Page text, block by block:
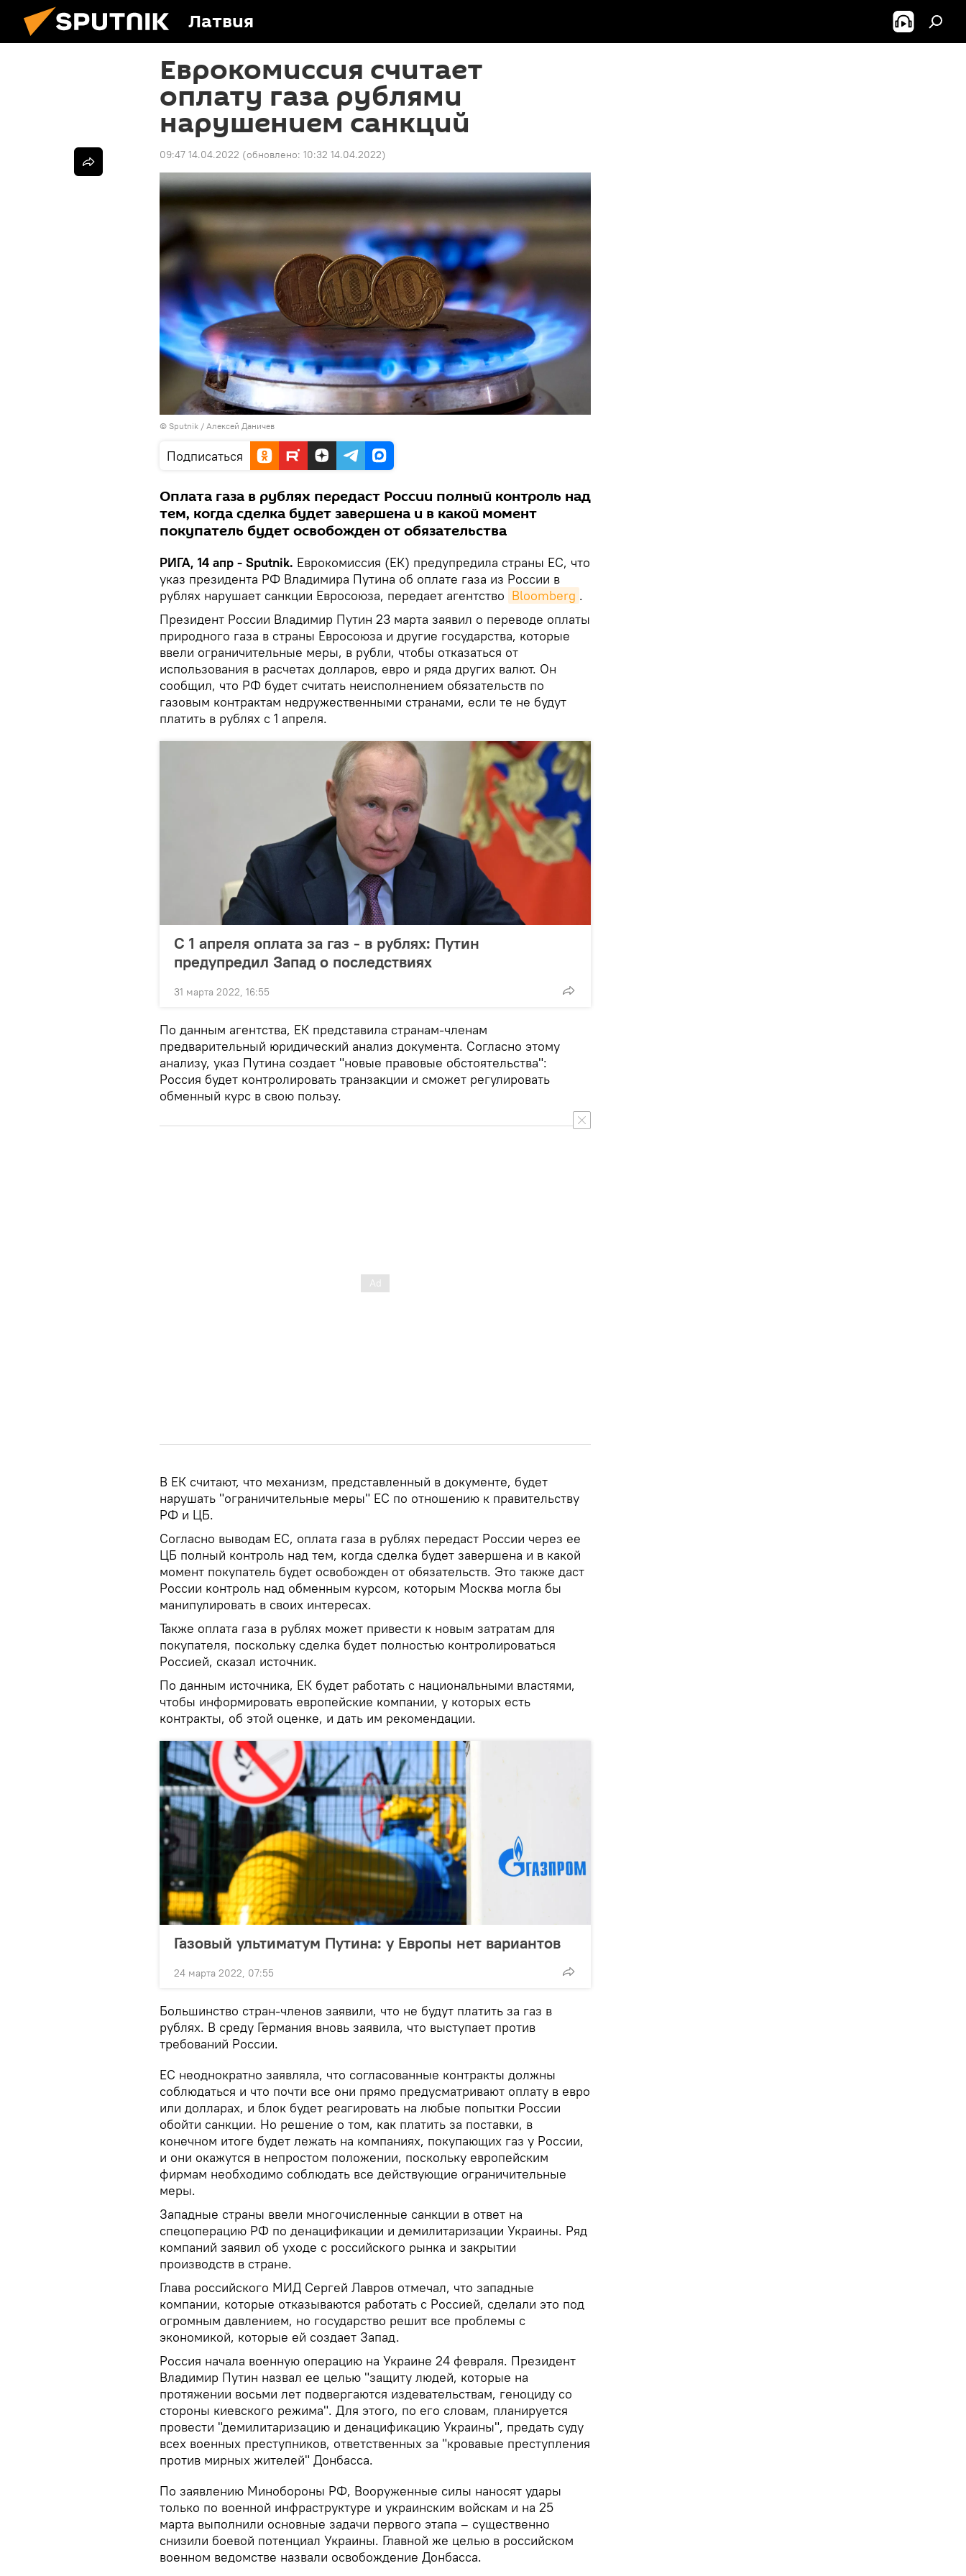
Латвия
Еврокомиссия считает
оплату газа рублями
нарушением санкций
09:47 14.04.2022 (обновлено: 10:32 14.04.2022)
© Sputnik / Алексей Даничев
Подписаться
Оплата газа в рублях передаст России полный контроль над
тем, когда сделка будет завершена и в какой момент
покупатель будет освобожден от обязательства
РИГА, 14 апр - Sputnik. Еврокомиссия (ЕК) предупредила страны ЕС, что
указ президента РФ Владимира Путина об оплате газа из России в
рублях нарушает санкции Евросоюза, передает агентство Bloomberg .
Президент России Владимир Путин 23 марта заявил о переводе оплаты
природного газа в страны Евросоюза и другие государства, которые
ввели ограничительные меры, в рубли, чтобы отказаться от
использования в расчетах долларов, евро и ряда других валют. Он
сообщил, что РФ будет считать неисполнением обязательств по
газовым контрактам недружественными странами, если те не будут
платить в рублях с 1 апреля.
С 1 апреля оплата за газ - в рублях: Путин
предупредил Запад о последствиях
31 марта 2022, 16:55
По данным агентства, ЕК представила странам-членам
предварительный юридический анализ документа. Согласно этому
анализу, указ Путина создает "новые правовые обстоятельства":
Россия будет контролировать транзакции и сможет регулировать
обменный курс в свою пользу.
В ЕК считают, что механизм, представленный в документе, будет
нарушать "ограничительные меры" ЕС по отношению к правительству
РФ и ЦБ.
Согласно выводам ЕС, оплата газа в рублях передаст России через ее
ЦБ полный контроль над тем, когда сделка будет завершена и в какой
момент покупатель будет освобожден от обязательств. Это также даст
России контроль над обменным курсом, которым Москва могла бы
манипулировать в своих интересах.
Также оплата газа в рублях может привести к новым затратам для
покупателя, поскольку сделка будет полностью контролироваться
Россией, сказал источник.
По данным источника, ЕК будет работать с национальными властями,
чтобы информировать европейские компании, у которых есть
контракты, об этой оценке, и дать им рекомендации.
Газовый ультиматум Путина: у Европы нет вариантов
24 марта 2022, 07:55
Большинство стран-членов заявили, что не будут платить за газ в
рублях. В среду Германия вновь заявила, что выступает против
требований России.
ЕС неоднократно заявляла, что согласованные контракты должны
соблюдаться и что почти все они прямо предусматривают оплату в евро
или долларах, и блок будет реагировать на любые попытки России
обойти санкции. Но решение о том, как платить за поставки, в
конечном итоге будет лежать на компаниях, покупающих газ у России,
и они окажутся в непростом положении, поскольку европейским
фирмам необходимо соблюдать все действующие ограничительные
меры.
Западные страны ввели многочисленные санкции в ответ на
спецоперацию РФ по денацификации и демилитаризации Украины. Ряд
компаний заявил об уходе с российского рынка и закрытии
производств в стране.
Глава российского МИД Сергей Лавров отмечал, что западные
компании, которые отказываются работать с Россией, сделали это под
огромным давлением, но государство решит все проблемы с
экономикой, которые ей создает Запад.
Россия начала военную операцию на Украине 24 февраля. Президент
Владимир Путин назвал ее целью "защиту людей, которые на
протяжении восьми лет подвергаются издевательствам, геноциду со
стороны киевского режима". Для этого, по его словам, планируется
провести "демилитаризацию и денацификацию Украины", предать суду
всех военных преступников, ответственных за "кровавые преступления
против мирных жителей" Донбасса.
По заявлению Минобороны РФ, Вооруженные силы наносят удары
только по военной инфраструктуре и украинским войскам и на 25
марта выполнили основные задачи первого этапа – существенно
снизили боевой потенциал Украины. Главной же целью в российском
военном ведомстве назвали освобождение Донбасса.